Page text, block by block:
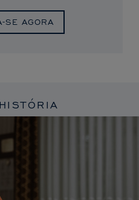
SE AGORA